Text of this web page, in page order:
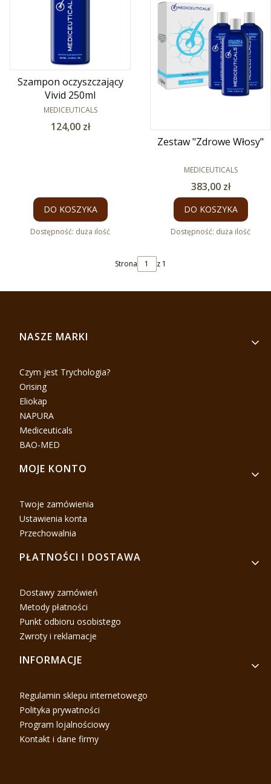
Szampon oczyszczający
Vivid 250ml
PRODUCENT
MEDICEUTICALS
Cena
124,00 zł
DO KOSZYKA
Dostępność: duża ilość
Zestaw "Zdrowe Włosy"
PRODUCENT
MEDICEUTICALS
Cena
383,00 zł
DO KOSZYKA
Dostępność: duża ilość
Strona z 1
Linki w stopce
NASZE MARKI
Czym jest Trychologia?
Orising
Eliokap
NAPURA
Mediceuticals
BAO-MED
MOJE KONTO
Twoje zamówienia
Ustawienia konta
Przechowalnia
PŁATNOŚCI I DOSTAWA
Dostawy zamówień
Metody płatności
Punkt odbioru osobistego
Zwroty i reklamacje
INFORMACJE
Regulamin sklepu internetowego
Polityka prywatności
Program lojalnościowy
Kontakt i dane firmy